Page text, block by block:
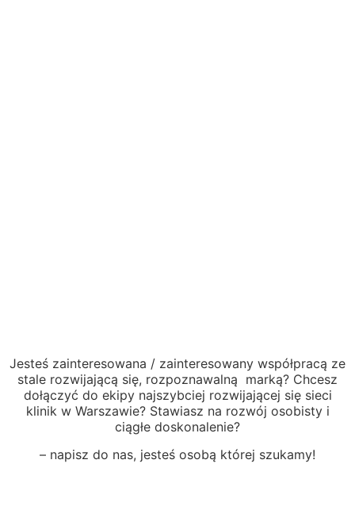
Jesteś zainteresowana / zainteresowany współpracą ze
stale rozwijającą się, rozpoznawalną marką? Chcesz
dołączyć do ekipy najszybciej rozwijającej się sieci
klinik w Warszawie? Stawiasz na rozwój osobisty i
ciągłe doskonalenie?
– napisz do nas, jesteś osobą której szukamy!